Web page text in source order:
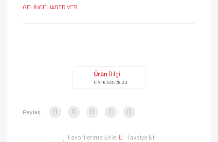
GELİNCE HABER VER
Ürün Bilgi
0 216 339 78 33
Paylaş:
Favorilerime Ekle Tavsiye Et